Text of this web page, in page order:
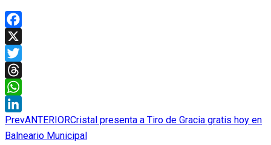
Facebook
X
Twitter
Threads
WhatsApp
LinkedIn
PrevANTERIORCristal presenta a Tiro de Gracia gratis hoy en
Balneario Municipal